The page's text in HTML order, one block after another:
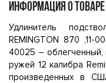
ИНФОРМАЦИЯ О ТОВАРЕ
Удлинитель
REMINGTON 870 ,11-
40025 – облегченный,
ружей 12 калибра
произведенных в